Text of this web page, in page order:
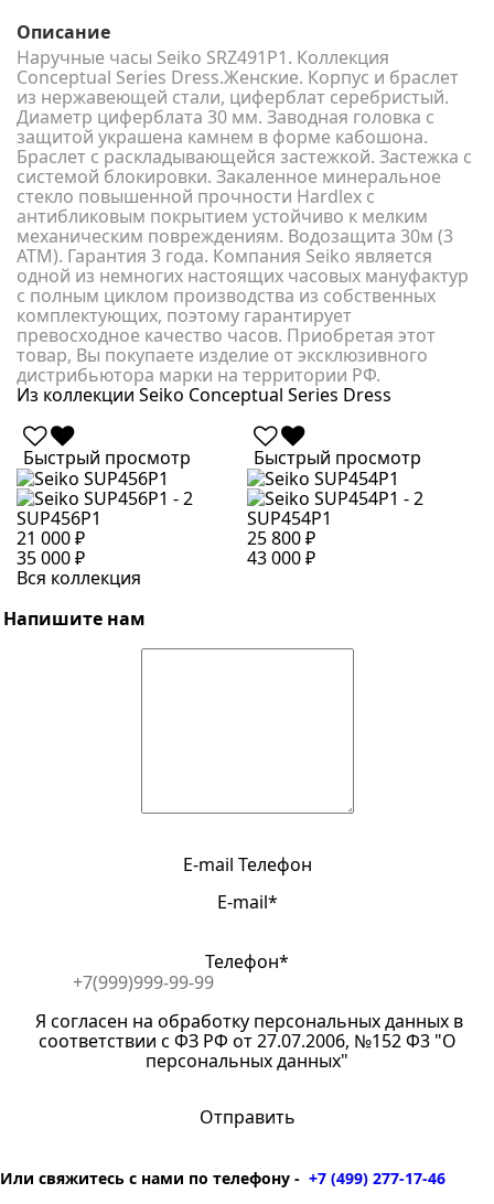
Описание
Наручные часы Seiko SRZ491P1. Коллекция
Conceptual Series Dress.Женские. Корпус и браслет
из нержавеющей стали, циферблат серебристый.
Диаметр циферблата 30 мм. Заводная головка с
защитой украшена камнем в форме кабошона.
Браслет с раскладывающейся застежкой. Застежка с
системой блокировки. Закаленное минеральное
стекло повышенной прочности Hardlex с
антибликовым покрытием устойчиво к мелким
механическим повреждениям. Водозащита 30м (3
АТМ). Гарантия 3 года. Компания Seiko является
одной из немногих настоящих часовых мануфактур
с полным циклом производства из собственных
комплектующих, поэтому гарантирует
превосходное качество часов. Приобретая этот
товар, Вы покупаете изделие от эксклюзивного
дистрибьютора марки на территории РФ.
Из коллекции Seiko Conceptual Series Dress
Быстрый просмотр
SUP456P1
21 000 ₽
35 000 ₽
Быстрый просмотр
SUP454P1
25 800 ₽
43 000 ₽
Вся коллекция
Напишите нам
E-mail Телефон
E-mail*
Телефон*
Я согласен на обработку персональных данных в
соответствии с ФЗ РФ от 27.07.2006, №152 Ф3 "О
персональных данных"
Или свяжитесь с нами по телефону - +7 (499) 277-17-46